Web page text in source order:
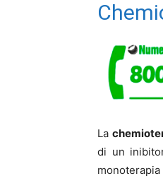
La
di un